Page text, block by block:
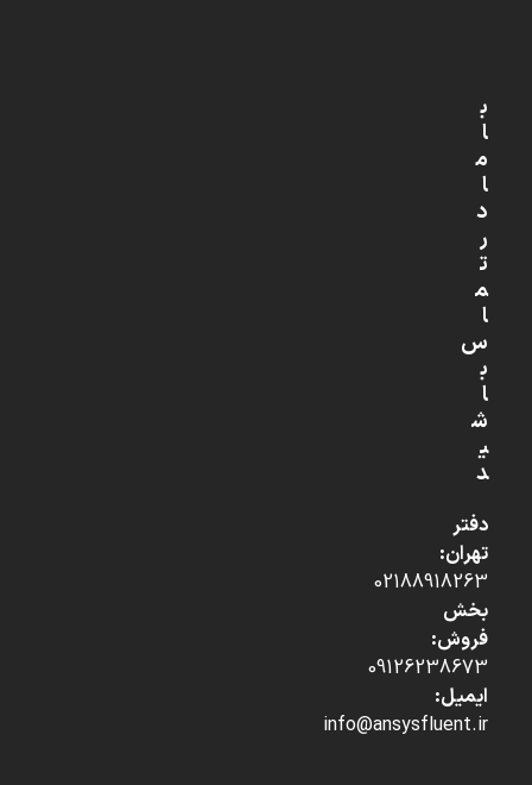
ب
ا
م
ا
د
ر
ت
م
ا
س
ب
ا
ش
ی
د
دفتر
تهران:
02188918263
بخش
فروش:
09126238673
ایمیل:
info@ansysfluent.ir